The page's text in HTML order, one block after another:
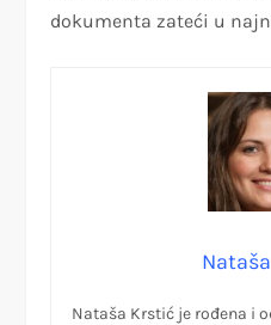
dokumenta zateći u
Nataša Krstić je rođena i